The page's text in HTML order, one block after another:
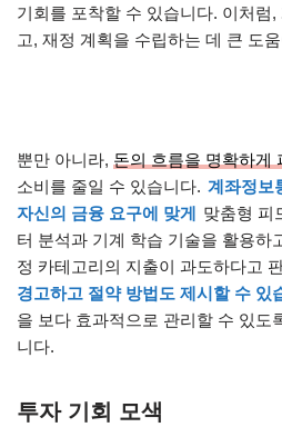
기회를 포착할 수 있습니다. 이처럼
고, 재정 계획을 수립하는 데 큰 도
뿐만 아니라, 돈의 흐름을 명확하게
소비를 줄일 수 있습니다. 계좌정보
자신의 금융 요구에 맞게 맞춤형 피
터 분석과 기계 학습 기술을 활용하
정 카테고리의 지출이 과도하다고
경고하고 절약 방법도 제시할 수 있
을 보다 효과적으로 관리할 수 있도
니다.
투자 기회 모색